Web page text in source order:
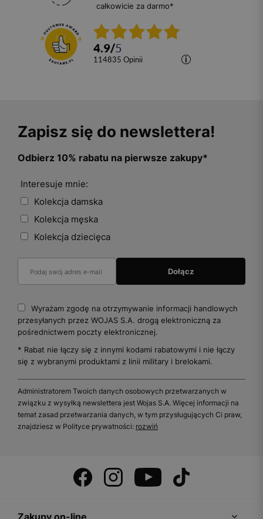
całkowicie za darmo*
4.9/5
114835 opinii
Zapisz się do newslettera!
Odbierz 10% rabatu na pierwsze zakupy*
Interesuje mnie:
Kolekcja damska
Kolekcja męska
Kolekcja dziecięca
Wyrażam zgodę na otrzymywanie informacji handlowych
przesyłanych przez WOJAS S.A. drogą elektroniczną za
pośrednictwem poczty elektronicznej.
* Rabat nie łączy się z innymi kodami rabatowymi i nie łączy
się z wybranymi produktami z linii military i brelokami.
Administratorem Twoich danych osobowych przetwarzanych w
związku z wysyłką newslettera jest Wojas S.A. Więcej informacji na
temat zasad przetwarzania danych, w tym przysługujących Ci praw,
znajdziesz w Polityce prywatności: rozwiń